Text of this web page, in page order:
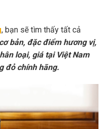
, bạn sẽ tìm thấy tất cả
bản, đặc điểm hương vị,
loại, giá tại Việt Nam
đỏ chính hãng.